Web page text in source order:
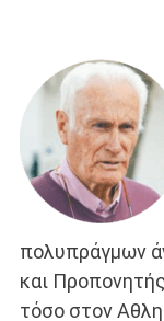
πολυπράγμων
και
τόσο στον